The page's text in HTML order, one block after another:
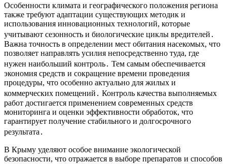
Особенности климата и географического положения региона
также требуют адаптации существующих методик и
использования инновационных технологий, которые
учитывают сезонность и биологические циклы вредителей․
Важна точность в определении мест обитания насекомых, что
позволяет направлять усилия непосредственно туда, где
нужен наибольший контроль․ Тем самым обеспечивается
экономия средств и сокращение времени проведения
процедуры, что особенно актуально для жилых и
коммерческих помещений․ Контроль качества выполняемых
работ достигается применением современных средств
мониторинга и оценки эффективности обработок, что
гарантирует получение стабильного и долгосрочного
результата․
В Крыму уделяют особое внимание экологической
безопасности, что отражается в выборе препаратов и способов